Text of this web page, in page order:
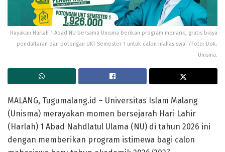
Rayakan Harlah 1 Abad NU bersama Unisma berikan program menarik, gratis biaya
pendaftaran dan potongan UKT Semester 1 untuk calon mahasiswa. /Foto: Dok.
Unisma.
MALANG, Tugumalang.id – Universitas Islam Malang
(Unisma) merayakan momen bersejarah Hari Lahir
(Harlah) 1 Abad Nahdlatul Ulama (NU) di tahun 2026 ini
dengan memberikan program istimewa bagi calon